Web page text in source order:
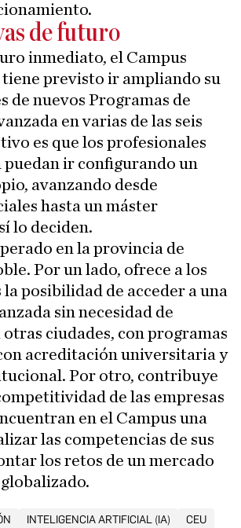
de futuro
inmediato, el Campus
previsto ir ampliando su
de nuevos Programas de
en varias de las seis
es que los profesionales
puedan ir configurando un
avanzando desde
hasta un máster
lo deciden.
en la provincia de
Por un lado, ofrece a los
posibilidad de acceder a una
sin necesidad de
otras ciudades, con programas
acreditación universitaria y
Por otro, contribuye
de las empresas
en el Campus una
las competencias de sus
los retos de un mercado
INTELIGENCIA ARTIFICIAL (IA) CEU